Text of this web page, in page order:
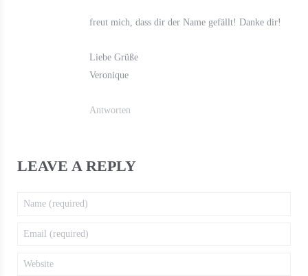
freut mich, dass dir der Name gefällt! Danke dir!
Liebe Grüße
Veronique
Antworten
LEAVE A REPLY